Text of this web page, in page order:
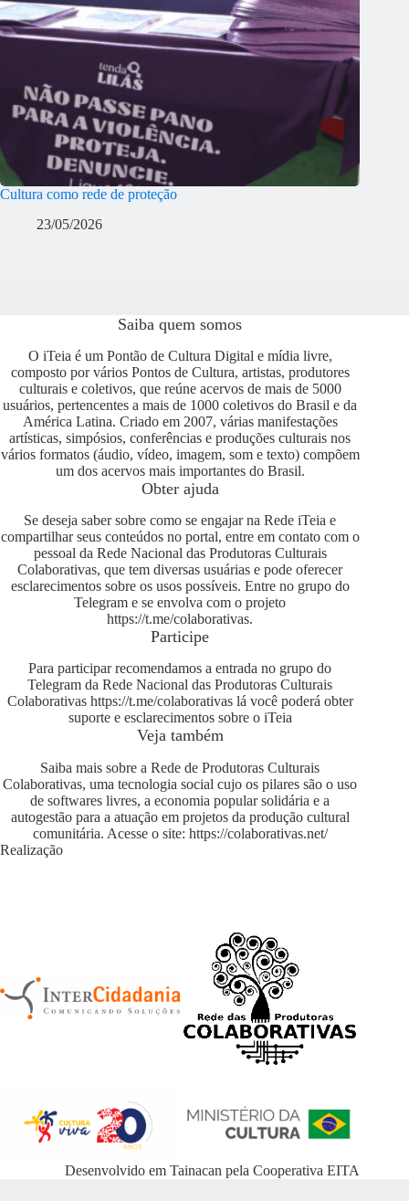
Cultura como rede de proteção
23/05/2026
Saiba quem somos
O iTeia é um Pontão de Cultura Digital e mídia livre,
composto por vários Pontos de Cultura, artistas, produtores
culturais e coletivos, que reúne acervos de mais de 5000
usuários, pertencentes a mais de 1000 coletivos do Brasil e da
América Latina. Criado em 2007, várias manifestações
artísticas, simpósios, conferências e produções culturais nos
vários formatos (áudio, vídeo, imagem, som e texto) compõem
um dos acervos mais importantes do Brasil.
Obter ajuda
Se deseja saber sobre como se engajar na Rede iTeia e
compartilhar seus conteúdos no portal, entre em contato com o
pessoal da Rede Nacional das Produtoras Culturais
Colaborativas, que tem diversas usuárias e pode oferecer
esclarecimentos sobre os usos possíveis. Entre no grupo do
Telegram e se envolva com o projeto
https://t.me/colaborativas.
Participe
Para participar recomendamos a entrada no grupo do
Telegram da Rede Nacional das Produtoras Culturais
Colaborativas https://t.me/colaborativaslá você poderá obter
suporte e esclarecimentos sobre o iTeia
Veja também
Saiba mais sobre a Rede de Produtoras Culturais
Colaborativas, uma tecnologia social cujo os pilares são o uso
de softwares livres, a economia popular solidária e a
autogestão para a atuação em projetos da produção cultural
comunitária. Acesse o site: https://colaborativas.net/
Realização
Desenvolvido emTainacan pelaCooperativa EITA